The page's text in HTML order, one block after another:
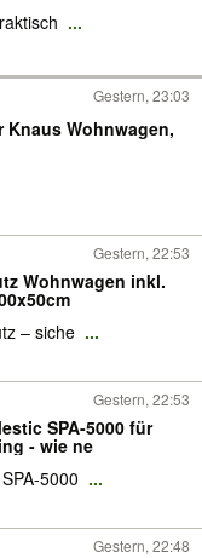
...
Gestern, 23:03
Knaus Wohnwagen,
Gestern, 22:53
Wohnwagen inkl.
– siche ...
Gestern, 22:53
SPA-5000 für
- wie ne
5000 ...
Gestern, 22:48